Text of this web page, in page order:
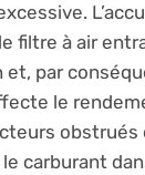
filtre à air
et, par
le
carburant